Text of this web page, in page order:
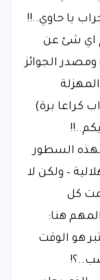
يا حاوي..!!
اي شئ عن
ومصدر الجوائز
كراعا برة)
لهذه السطور
– ولكن لا
كل
هنا:
هو الوقت